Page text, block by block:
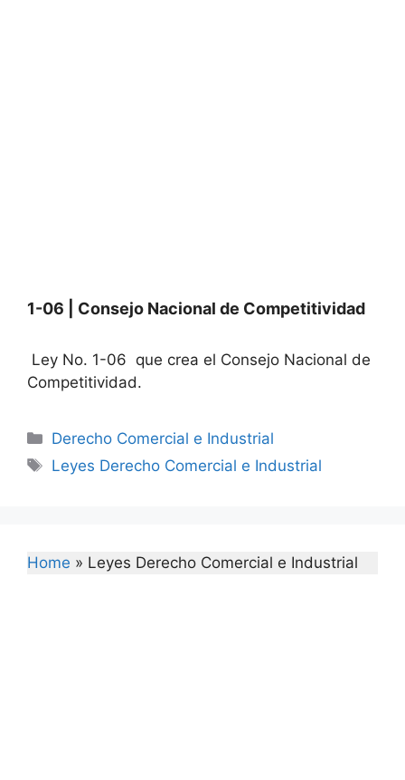
1-06 | Consejo Nacional de Competitividad
Ley No. 1-06 que crea el Consejo Nacional de
Competitividad.
Categories
Derecho Comercial e Industrial
Tags
Leyes Derecho Comercial e Industrial
Home » Leyes Derecho Comercial e Industrial